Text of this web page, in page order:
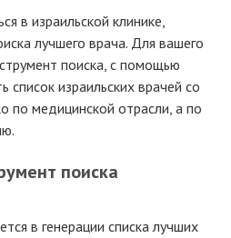
в израильской клинике,
лучшего врача. Для вашего
поиска, с помощью
список израильских врачей со
по медицинской отрасли, а по
поиска
в генерации списка лучших